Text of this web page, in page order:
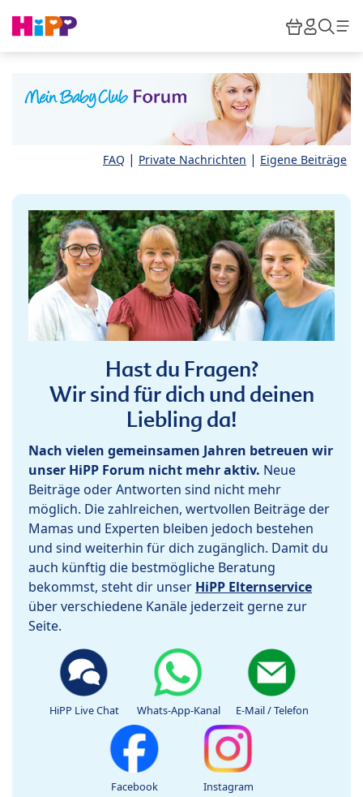
HiPP
FAQ | Private Nachrichten | Eigene Beiträge
Hast du Fragen?
Wir sind für dich und deinen
Liebling da!
Nach vielen gemeinsamen Jahren betreuen wir
unser HiPP Forum nicht mehr aktiv. Neue
Beiträge oder Antworten sind nicht mehr
möglich. Die zahlreichen, wertvollen Beiträge der
Mamas und Experten bleiben jedoch bestehen
und sind weiterhin für dich zugänglich. Damit du
auch künftig die bestmögliche Beratung
bekommst, steht dir unser HiPP Elternservice
über verschiedene Kanäle jederzeit gerne zur
Seite.
HiPP Live Chat Whats-App-Kanal E-Mail / Telefon
Facebook Instagram